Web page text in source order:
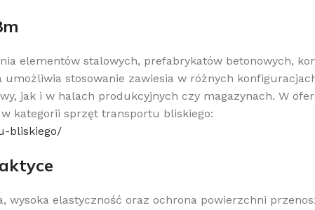
elementów stalowych, prefabrykatów betonowych,
stosowanie zawiesia w różnych
jak i w halach produkcyjnych czy magazynach. W
kategorii sprzęt transportu bliskiego:
bliskiego/
wysoka elastyczność oraz ochrona powierzchni